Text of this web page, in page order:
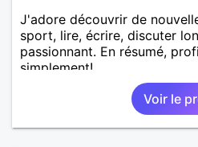
J'adore découvrir de
sport, lire, écrire, discuter
passionnant. En résumé,
simplement!
Voir le